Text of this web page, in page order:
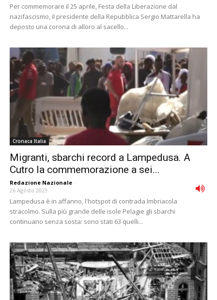
Per commemorare il 25 aprile, Festa della Liberazione dal
nazifascismo, il presidente della Repubblica Sergio Mattarella ha
deposto una corona di alloro al sacello...
Cronaca Italia
Migranti, sbarchi record a Lampedusa. A
Cutro la commemorazione a sei...
Redazione Nazionale -
26 Agosto 2023
Lampedusa è in affanno, l'hotspot di contrada Imbriacola
stracolmo. Sulla più grande delle isole Pelagie gli sbarchi
continuano senza sosta: sono stati 63 quelli...